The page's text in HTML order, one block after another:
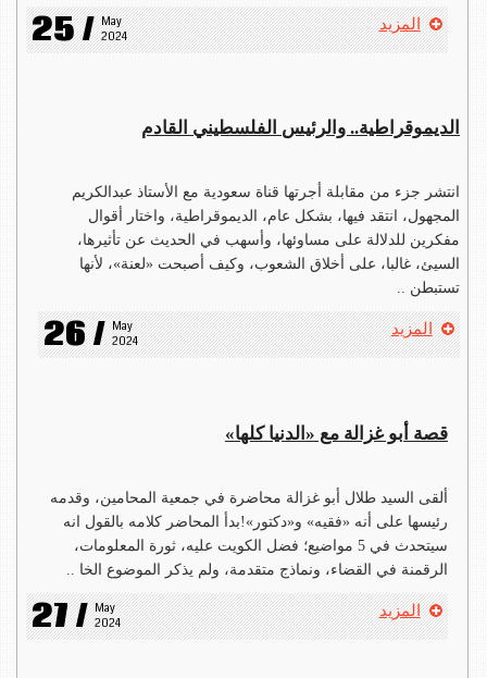
25 / May
2024
المزيد
الديموقراطية.. والرئيس الفلسطيني القادم
انتشر جزء من مقابلة أجرتها قناة سعودية مع الأستاذ عبدالكريم
المجهول، انتقد فيها، بشكل عام، الديموقراطية، واختار أقوال
مفكرين للدلالة على مساوئها، وأسهب في الحديث عن تأثيرها،
السيئ، غالبا، على أخلاق الشعوب، وكيف أصبحت «لعنة»، لأنها
تستبطن ..
26 / May
2024
المزيد
قصة أبو غزالة مع «الدنيا كلها»
ألقى السيد طلال أبو غزالة محاضرة في جمعية المحامين، وقدمه
رئيسها على أنه «فقيه» و«دكتور»!بدأ المحاضر كلامه بالقول انه
سيتحدث في 5 مواضيع؛ فضل الكويت عليه، ثورة المعلومات،
الرقمنة في القضاء، ونماذج متقدمة، ولم يذكر الموضوع الخا ..
27 / May
2024
المزيد